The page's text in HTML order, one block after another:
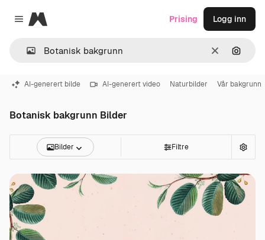
Close menu
Magnific
Slett Søk
Prising Logg inn
AI-generert bilde AI-generert video Naturbilder Vår bakgrunn
Botanisk bakgrunn Bilder
Bilder Filtre